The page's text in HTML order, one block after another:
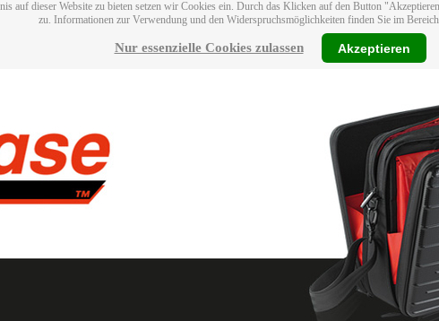
auf dieser Website zu bieten setzen wir Cookies ein. Durch das Klicken auf den Button
zu. Informationen zur Verwendung und den Widerspruchsmöglichkeiten finden Sie im Bereich
Nur essenzielle Cookies zulassen Akzeptieren